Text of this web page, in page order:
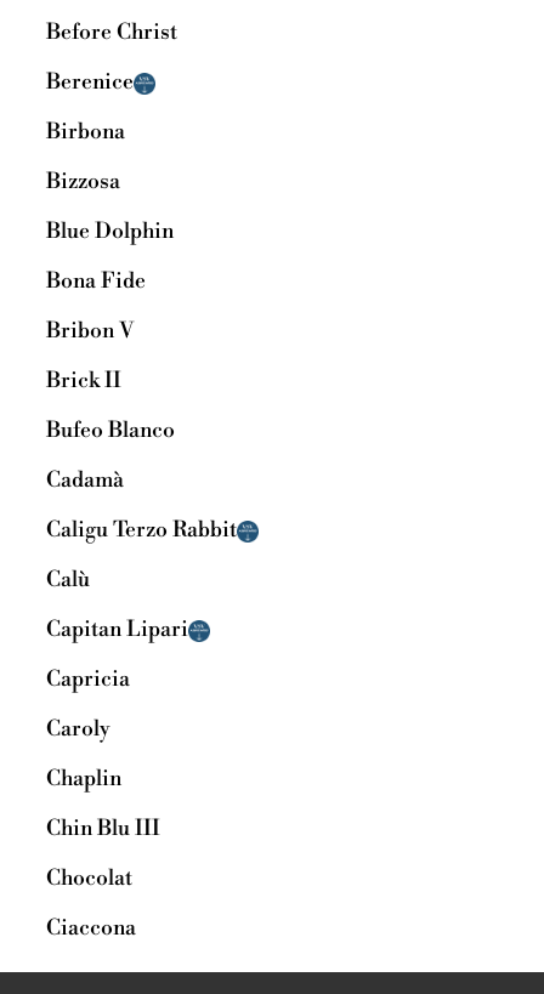
Before Christ
Berenice
Birbona
Bizzosa
Blue Dolphin
Bona Fide
Bribon V
Brick II
Bufeo Blanco
Cadamà
Caligu Terzo Rabbit
Calù
Capitan Lipari
Capricia
Caroly
Chaplin
Chin Blu III
Chocolat
Ciaccona